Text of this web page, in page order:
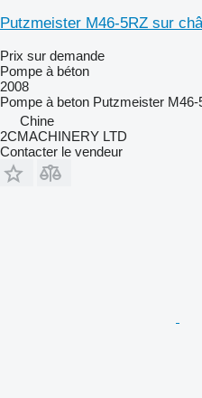
Putzmeister M46-5RZ sur
Prix sur demande
Pompe à béton
2008
Pompe à beton Putzmeister M46-
Chine
2CMACHINERY LTD
Contacter le vendeur